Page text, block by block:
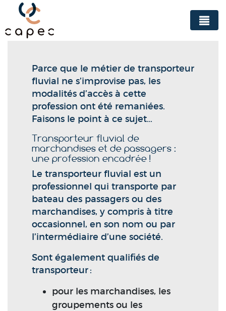
Panneau de gestion des cookies
Parce que le métier de transporteur
fluvial ne s’improvise pas, les
modalités d’accès à cette
profession ont été remaniées.
Faisons le point à ce sujet…
Transporteur fluvial de
marchandises et de passagers :
une profession encadrée !
Le transporteur fluvial est un
professionnel qui transporte par
bateau des passagers ou des
marchandises, y compris à titre
occasionnel, en son nom ou par
l’intermédiaire d’une société.
Sont également qualifiés de
transporteur :
pour les marchandises, les
groupements ou les